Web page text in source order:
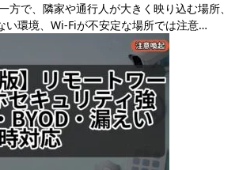
方で、隣家や通行人が大きく映り込む場所、
い環境、Wi-Fiが不安定な場所では注意…